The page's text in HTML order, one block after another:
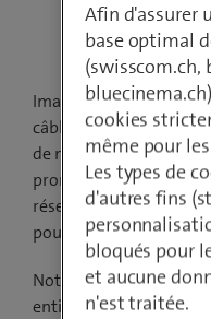
Imaginez un
câbles pour la
de ménager à la fois le
prometteur, n'est-ce
réseau privé 5G pour
pourrait devenir réalité
Notre îlot 5G crée un
entièrement sans
Afin d'assurer
base optimal
(swisscom.ch,
cookies
même pour
Les types de
d'autres fins
bloqués pour
et aucune
n'est traitée.